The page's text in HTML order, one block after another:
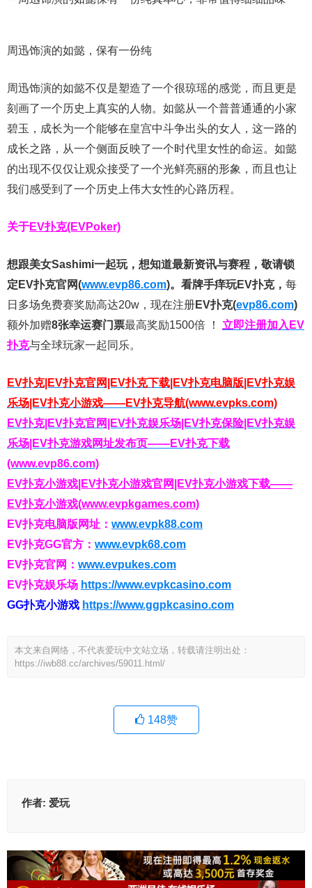
周迅饰演的如懿，保有一份纯
周迅饰演的如懿不仅是塑造了一个很琼瑶的感觉，而且更是
刻画了一个历史上真实的人物。如懿从一个普普通通的小家
碧玉，成长为一个能够在皇宫中斗争出头的女人，这一路的
成长之路，从一个侧面反映了一个时代里女性的命运。如懿
的出现不仅仅让观众接受了一个光鲜亮丽的形象，而且也让
我们感受到了一个历史上伟大女性的心路历程。
关于EV扑克(EVPoker)
想跟美女Sashimi一起玩， 想知道最新资讯与赛程， 敬请锁
定EV扑克官网(www.evp86.com)。 看牌手痒玩EV扑克， 每
日多场免费赛奖励高达20w，现在注册EV扑克(evp86.com)
额外加赠8张幸运赛门票最高奖励1500倍 ！ 立即注册加入EV
扑克与全球玩家一起同乐。
EV扑克|EV扑克官网|EV扑克下载|EV扑克电脑版|EV扑克娱
乐场|EV扑克小游戏——EV扑克导航(www.evpks.com)
EV扑克|EV扑克官网|EV扑克娱乐场|EV扑克保险|EV扑克娱
乐场|EV扑克游戏网址发布页——EV扑克下载
(www.evp86.com)
EV扑克小游戏|EV扑克小游戏官网|EV扑克小游戏下载——
EV扑克小游戏(www.evpkgames.com)
EV扑克电脑版网址： www.evpk88.com
EV扑克GG官方： www.evpk68.com
EV扑克官网： www.evpukes.com
EV扑克娱乐场 https://www.evpkcasino.com
GG扑克小游戏 https://www.ggpkcasino.com
本文来自网络，不代表爱玩中文站立场，转载请注明出处：
https://iwb88.cc/archives/59011.html/
148赞
作者: 爱玩